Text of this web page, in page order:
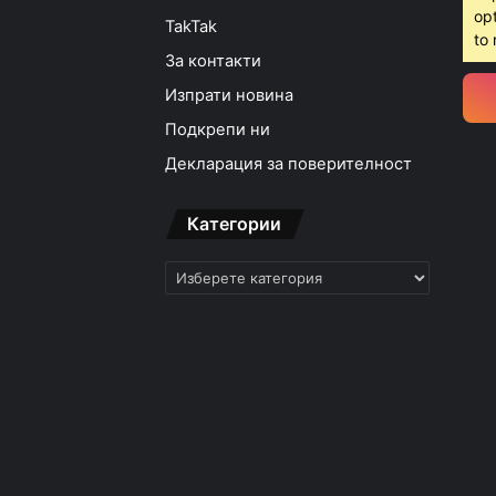
10:12ч, петък, 7 август,
TakTak
За контакти
Изпрати новина
Подкрепи ни
Декларация за поверителност
Категории
Категории
to